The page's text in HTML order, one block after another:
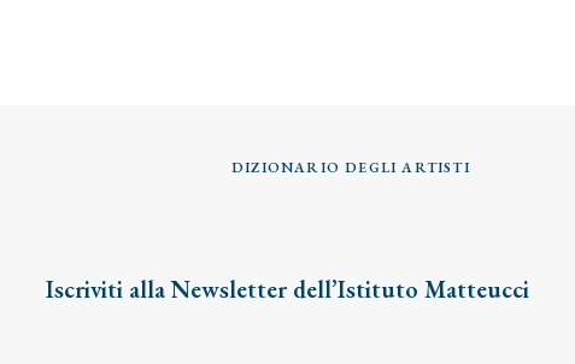
DIZIONARIO DEGLI ARTISTI
Iscriviti alla Newsletter dell’Istituto Matteucci